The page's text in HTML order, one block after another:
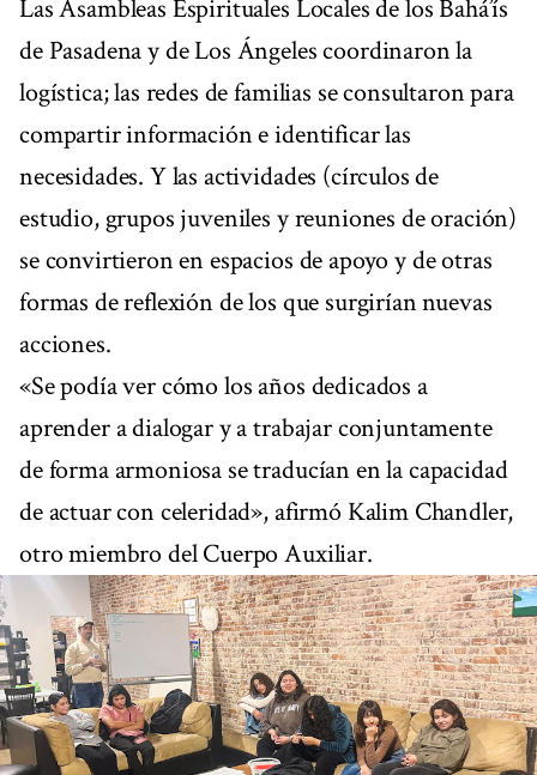
Las Asambleas Espirituales Locales de los Bahá’ís
de Pasadena y de Los Ángeles coordinaron la
logística; las redes de familias se consultaron para
compartir información e identificar las
necesidades. Y las actividades (círculos de
estudio, grupos juveniles y reuniones de oración)
se convirtieron en espacios de apoyo y de otras
formas de reflexión de los que surgirían nuevas
acciones.
«Se podía ver cómo los años dedicados a
aprender a dialogar y a trabajar conjuntamente
de forma armoniosa se traducían en la capacidad
de actuar con celeridad», afirmó Kalim Chandler,
otro miembro del Cuerpo Auxiliar.